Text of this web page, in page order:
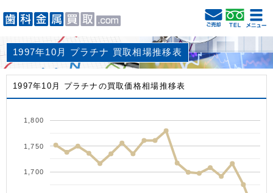
1997年10月 プラチナ 買取相場推移表
1997年10月 プラチナの買取価格相場推移表
1,700
1,750
1,800